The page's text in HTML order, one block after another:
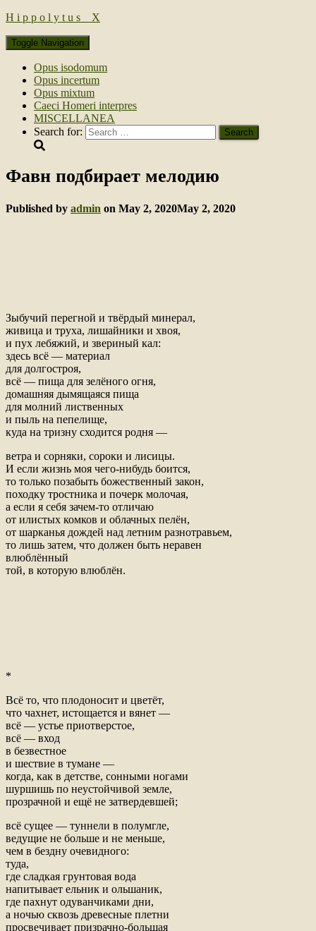
H i p p o l y t u s _ Х
Toggle Navigation
Opus isodomum
Opus incertum
Opus mixtum
Caeci Homeri interpres
MISCELLANEA
Search for:
Фавн подбирает мелодию
Published by admin on May 2, 2020May 2, 2020
Зыбучий перегной и твёрдый минерал,
живица и труха, лишайники и хвоя,
и пух лебяжий, и звериный кал:
здесь всё — материал
для долгостроя,
всё — пища для зелёного огня,
домашняя дымящаяся пища
для молний лиственных
и пыль на пепелище,
куда на тризну сходится родня —
ветра и сорняки, сороки и лисицы.
И если жизнь моя чего-нибудь боится,
то только позабыть божественный закон,
походку тростника и почерк молочая,
а если я себя зачем-то отличаю
от илистых комков и облачных пелён,
от шарканья дождей над летним разнотравьем,
то лишь затем, что должен быть неравен
влюблённый
той, в которую влюблён.
*
Всё то, что плодоносит и цветёт,
что чахнет, истощается и вянет —
всё — устье приотверстое,
всё — вход
в безвестное
и шествие в тумане —
когда, как в детстве, сонными ногами
шуршишь по неустойчивой земле,
прозрачной и ещё не затвердевшей;
всё сущее — туннели в полумгле,
ведущие не больше и не меньше,
чем в бездну очевидного:
туда,
где сладкая грунтовая вода
напитывает ельник и ольшаник,
где пахнут одуванчиками дни,
а ночью сквозь древесные плетни
просвечивает призрачно-большая